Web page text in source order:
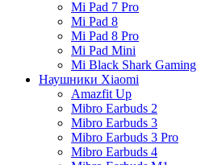
Mi Pad 7 Pro
Mi Pad 8
Mi Pad 8 Pro
Mi Pad Mini
Mi Black Shark Gaming
Наушники Xiaomi
Amazfit Up
Mibro Earbuds 2
Mibro Earbuds 3
Mibro Earbuds 3 Pro
Mibro Earbuds 4